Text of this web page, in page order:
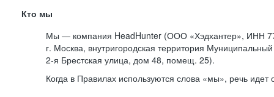
Кто мы
Мы — компания HeadHunter (ООО «Хэдхантер», ИНН
г. Москва, внутригородская территория Муниципальный
2-я Брестская улица, дом 48, помещ. 25).
Когда в Правилах используются слова «мы», речь